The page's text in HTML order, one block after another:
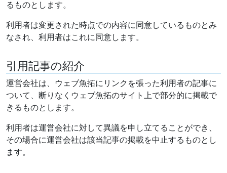
るものとします。
利用者は変更された時点での内容に同意しているものとみ
なされ、利用者はこれに同意します。
引用記事の紹介
運営会社は、ウェブ魚拓にリンクを張った利用者の記事に
ついて、断りなくウェブ魚拓のサイト上で部分的に掲載で
きるものとします。
利用者は運営会社に対して異議を申し立てることができ、
その場合に運営会社は該当記事の掲載を中止するものとし
ます。